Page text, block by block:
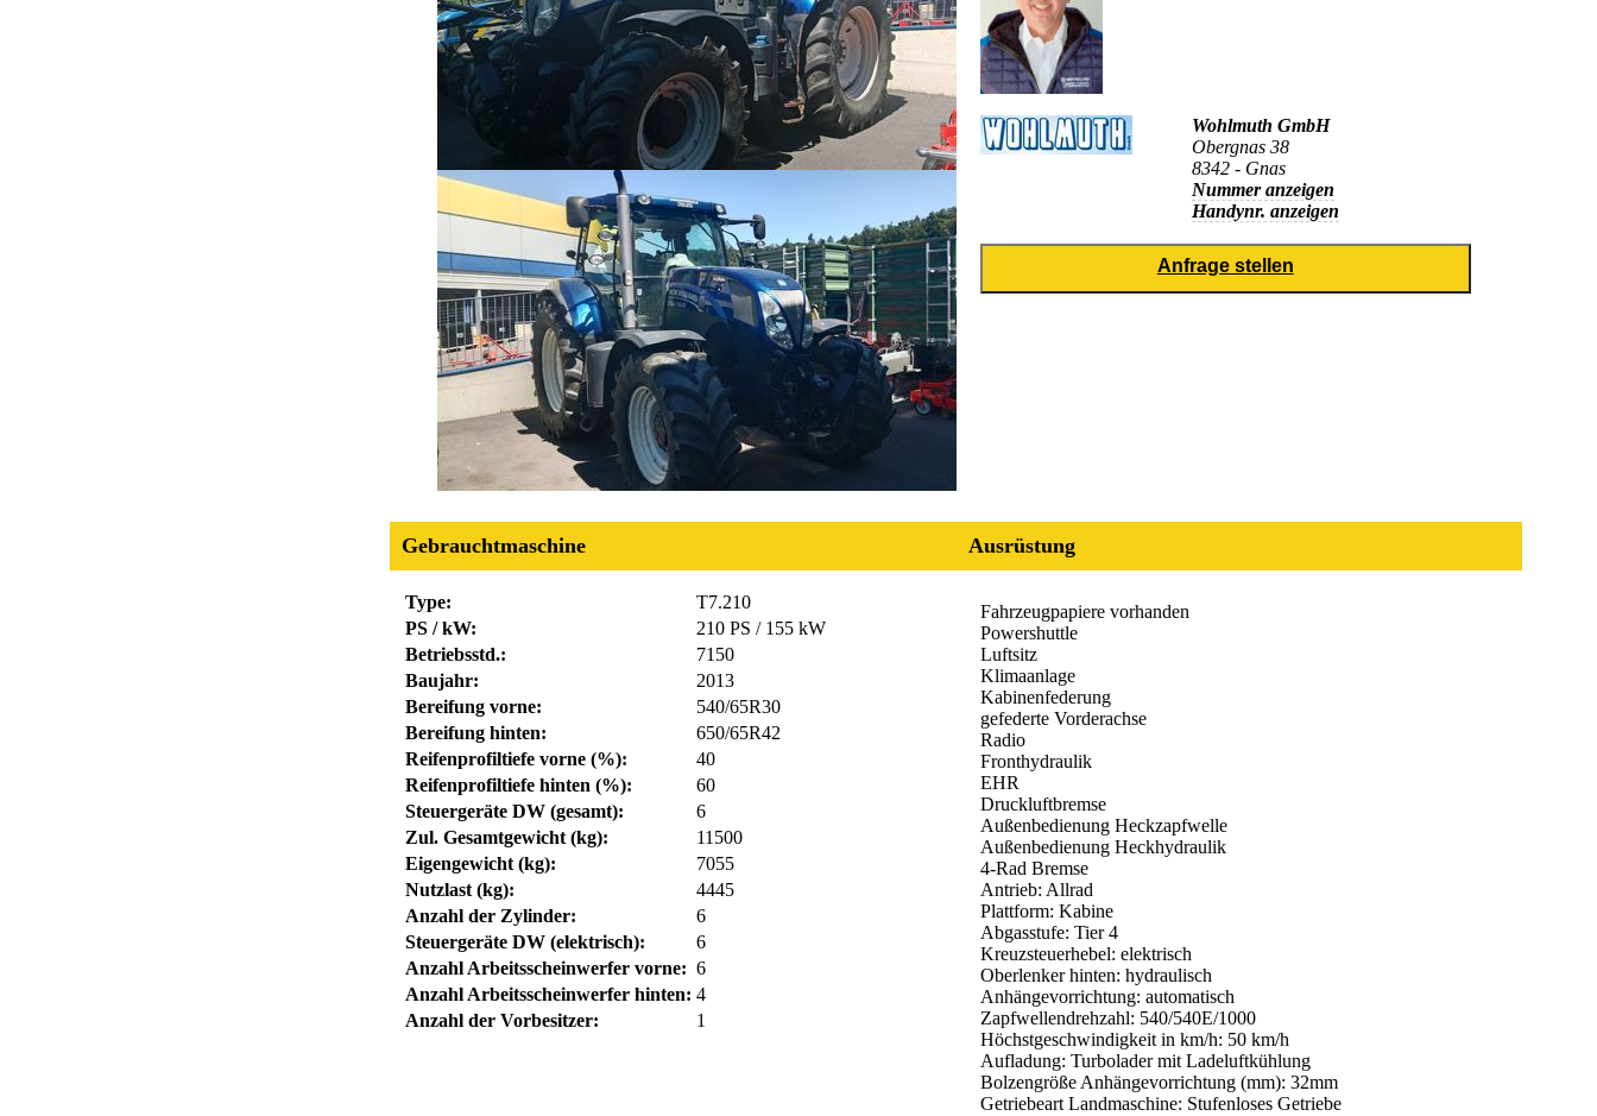
Wohlmuth GmbH
Obergnas 38
8342 - Gnas
Nummer anzeigen
Handynr. anzeigen
Gebrauchtmaschine
Type:
T7.210
PS / kW:
210 PS / 155 kW
Betriebsstd.:
7150
Baujahr:
2013
Bereifung vorne:
540/65R30
Bereifung hinten:
650/65R42
Reifenprofiltiefe vorne (%):
40
Reifenprofiltiefe hinten (%):
60
Steuergeräte DW (gesamt):
6
Zul. Gesamtgewicht (kg):
11500
Eigengewicht (kg):
7055
Nutzlast (kg):
4445
Anzahl der Zylinder:
6
Steuergeräte DW (elektrisch):
6
Anzahl Arbeitsscheinwerfer vorne: 6
Anzahl Arbeitsscheinwerfer hinten: 4
Anzahl der Vorbesitzer:
1
Ausrüstung
Fahrzeugpapiere vorhanden
Powershuttle
Luftsitz
Klimaanlage
Kabinenfederung
gefederte Vorderachse
Radio
Fronthydraulik
EHR
Druckluftbremse
Außenbedienung Heckzapfwelle
Außenbedienung Heckhydraulik
4-Rad Bremse
Antrieb: Allrad
Plattform: Kabine
Abgasstufe: Tier 4
Kreuzsteuerhebel: elektrisch
Oberlenker hinten: hydraulisch
Anhängevorrichtung: automatisch
Zapfwellendrehzahl: 540/540E/1000
Höchstgeschwindigkeit in km/h: 50 km/h
Aufladung: Turbolader mit Ladeluftkühlung
Bolzengröße Anhängevorrichtung (mm): 32mm
Getriebeart Landmaschine: Stufenloses Getriebe